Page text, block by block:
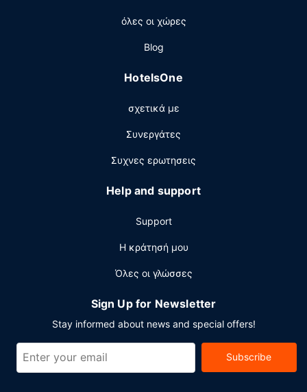
Σερβίρεται δωρεάν πρωινό (self-service) καθημερινά
Η ρεσεψιόν λειτουργεί συγκεκριμένες ώρες μόνο. Στους
όλες οι χώρες
Blog
HotelsOne
σχετικά με
Συνεργάτες
Συχνες ερωτησεις
Help and support
Support
Η κράτησή μου
Όλες οι γλώσσες
Sign Up for Newsletter
Stay informed about news and special offers!
Subscribe